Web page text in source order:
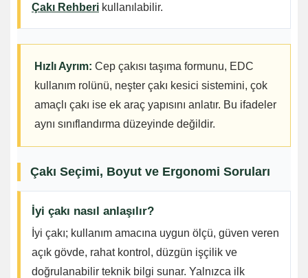
Çakı Rehberi kullanılabilir.
Hızlı Ayrım: Cep çakısı taşıma formunu, EDC
kullanım rolünü, neşter çakı kesici sistemini, çok
amaçlı çakı ise ek araç yapısını anlatır. Bu ifadeler
aynı sınıflandırma düzeyinde değildir.
Çakı Seçimi, Boyut ve Ergonomi Soruları
İyi çakı nasıl anlaşılır?
İyi çakı; kullanım amacına uygun ölçü, güven veren
açık gövde, rahat kontrol, düzgün işçilik ve
doğrulanabilir teknik bilgi sunar. Yalnızca ilk